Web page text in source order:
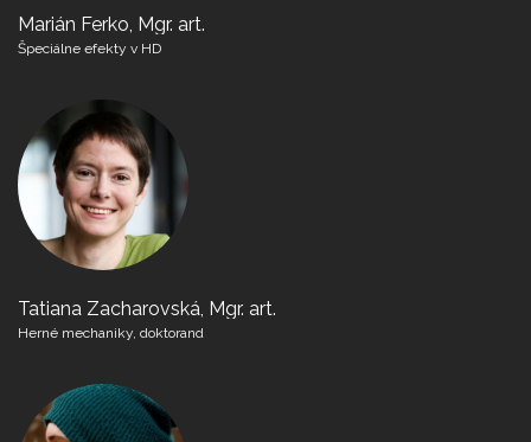
Marián Ferko, Mgr. art.
Špeciálne efekty v HD
Tatiana Zacharovská, Mgr. art.
Herné mechaniky, doktorand